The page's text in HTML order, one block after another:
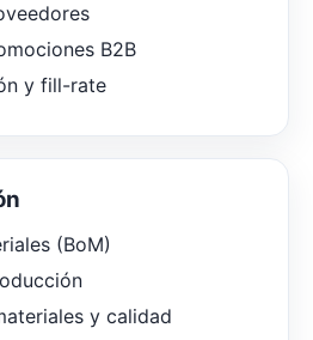
B2B
y fill-rate
(BoM)
y calidad